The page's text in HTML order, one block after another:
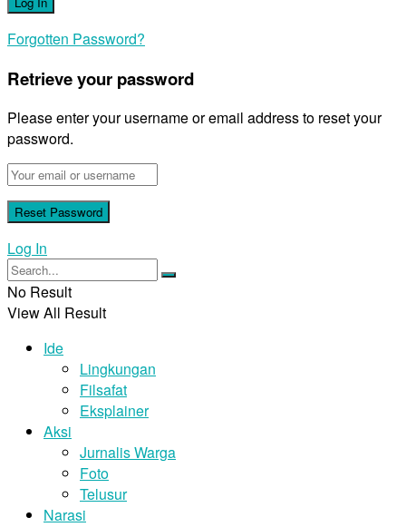
Forgotten Password?
Retrieve your password
Please enter your username or email address to reset your
password.
Log In
No Result
View All Result
Ide
Lingkungan
Filsafat
Eksplainer
Aksi
Jurnalis Warga
Foto
Telusur
Narasi